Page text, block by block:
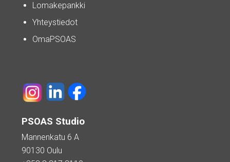
Lomakepankki
Yhteystiedot
OmaPSOAS
PSOAS Studio
Mannenkatu 6 A
90130 Oulu